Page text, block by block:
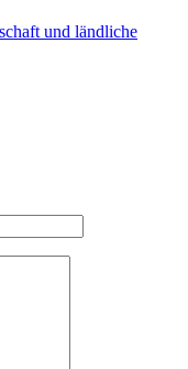
und ländliche